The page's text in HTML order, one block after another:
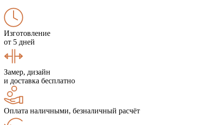
Изготовление
от 5 дней
Замер, дизайн
и доставка бесплатно
Оплата наличными, безналичный расчёт